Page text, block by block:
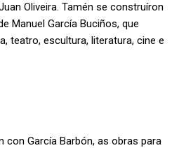
Oliveira. Tamén se construíron
Manuel García Buciños, que
teatro, escultura, literatura, cine e
con García Barbón, as obras para